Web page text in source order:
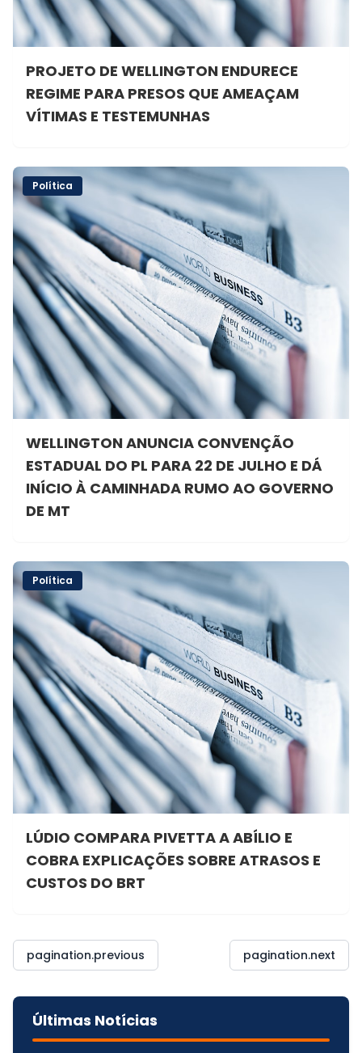
PROJETO DE WELLINGTON ENDURECE
REGIME PARA PRESOS QUE AMEAÇAM
VÍTIMAS E TESTEMUNHAS
Política
WELLINGTON ANUNCIA CONVENÇÃO
ESTADUAL DO PL PARA 22 DE JULHO E DÁ
INÍCIO À CAMINHADA RUMO AO GOVERNO
DE MT
Política
LÚDIO COMPARA PIVETTA A ABÍLIO E
COBRA EXPLICAÇÕES SOBRE ATRASOS E
CUSTOS DO BRT
pagination.previous pagination.next
Últimas Notícias